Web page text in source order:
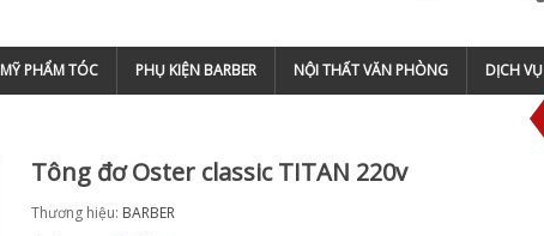
MỸ PHẨM TÓC PHỤ KIỆN BARBER NỘI THẤT VĂN PHÒNG DỊCH VỤ
Tông đơ Oster classic TITAN 220v
Thương hiệu: BARBER